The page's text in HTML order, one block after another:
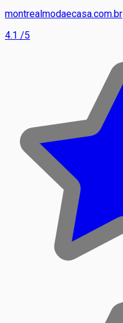
montrealmodaecasa.com.br
4.1 /5